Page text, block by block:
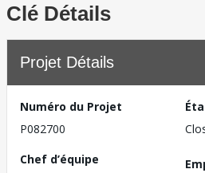
Clé Détails
Projet Détails
Numéro du Projet
P082700
Chef d’équipe